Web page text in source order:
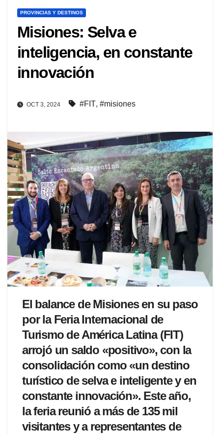
PROVINCIAS Y DESTINOS
Misiones: Selva e
inteligencia, en constante
innovación
OCT 3, 2024 #FIT, #misiones
El balance de Misiones en su paso
por la Feria Internacional de
Turismo de América Latina (FIT)
arrojó un saldo «positivo», con la
consolidación como «un destino
turístico de selva e inteligente y en
constante innovación». Este año,
la feria reunió a más de 135 mil
visitantes y a representantes de